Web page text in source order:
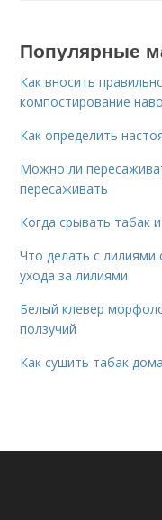
Популярные
Как вносить
компостирование
Как определить
Можно ли
пересаживать
Когда срывать табак
Что делать с лилиями
ухода за лилиями
Белый клевер
ползучий
Как сушить табак